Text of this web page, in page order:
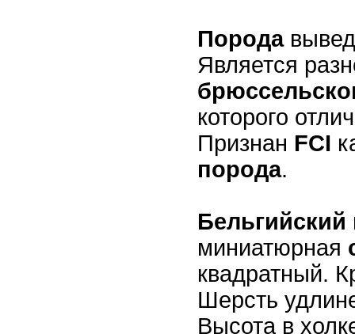
Порода
Является
которого
Признан FCI
порода.
миниатюрная
квадратный.
Шерсть
Высота в